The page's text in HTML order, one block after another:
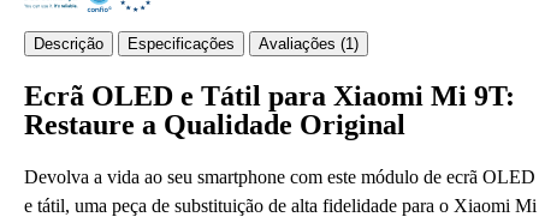
Descrição Especificações Avaliações (1)
Ecrã OLED e Tátil para Xiaomi Mi 9T:
Restaure a Qualidade Original
Devolva a vida ao seu smartphone com este módulo de ecrã OLED
e tátil, uma peça de substituição de alta fidelidade para o Xiaomi Mi